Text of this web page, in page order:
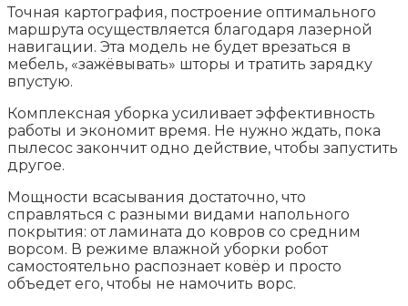
Точная картография, построение оптимального
маршрута осуществляется благодаря лазерной
навигации. Эта модель не будет врезаться в
мебель, «зажёвывать» шторы и тратить зарядку
впустую.
Комплексная уборка усиливает эффективность
работы и экономит время. Не нужно ждать, пока
пылесос закончит одно действие, чтобы запустить
другое.
Мощности всасывания достаточно, что
справляться с разными видами напольного
покрытия: от ламината до ковров со средним
ворсом. В режиме влажной уборки робот
самостоятельно распознает ковёр и просто
объедет его, чтобы не намочить ворс.